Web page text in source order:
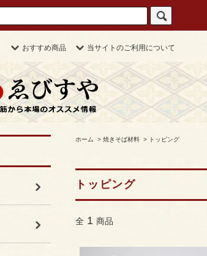
おすすめ商品 当サイトのご利用について
ホーム > 焼きそば材料 > トッピング
トッピング
全 1 商品